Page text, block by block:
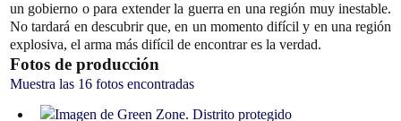
un gobierno o para extender la guerra en una región muy inestable.
No tardará en descubrir que, en un momento difícil y en una región
explosiva, el arma más difícil de encontrar es la verdad.
Fotos de producción
Muestra las 16 fotos encontradas